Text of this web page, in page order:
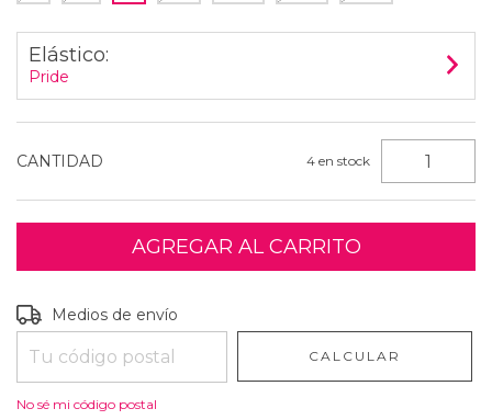
Elástico:
Pride
CANTIDAD 4 en stock
Entregas para el CP:
Medios de envío
CALCULAR
No sé mi código postal